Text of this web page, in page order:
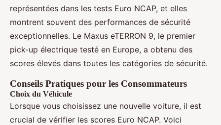
représentées dans les tests Euro NCAP, et elles
montrent souvent des performances de sécurité
exceptionnelles. Le Maxus eTERRON 9, le premier
pick-up électrique testé en Europe, a obtenu des
scores élevés dans toutes les catégories de sécurité.
Conseils Pratiques pour les Consommateurs
Choix du Véhicule
Lorsque vous choisissez une nouvelle voiture, il est
crucial de vérifier les scores Euro NCAP. Voici